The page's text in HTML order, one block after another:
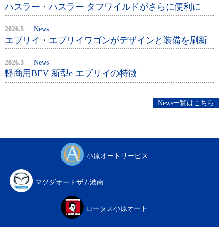
ハスラー・ハスラー タフワイルドがさらに便利に
2026.5 News
エブリイ・エブリイワゴンがデザインと装備を刷新
2026.3 News
軽商用BEV 新型e エブリイの特徴
News一覧はこちら
小原オートサービス
マツダオートザム港南
ロータス小原オート